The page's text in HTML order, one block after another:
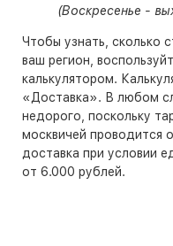
(Воскресенье -
Чтобы узнать, сколько
ваш регион,
калькулятором.
«Доставка». В любом
недорого, поскольку
москвичей проводится
доставка при условии
от 6.000 рублей.